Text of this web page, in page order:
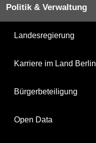
Politik & Verwaltung
Landesregierung
Karriere im Land Berlin
Bürgerbeteiligung
Open Data